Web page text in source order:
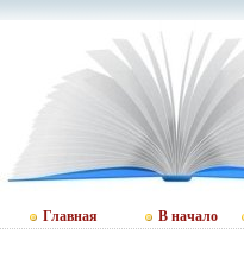
Главная В начало